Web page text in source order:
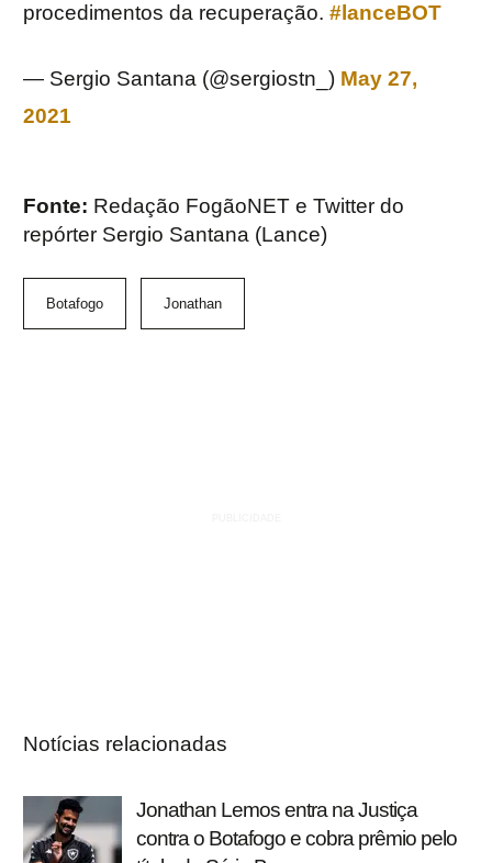
procedimentos da recuperação. #lanceBOT
— Sergio Santana (@sergiostn_) May 27,
2021
Fonte: Redação FogãoNET e Twitter do
repórter Sergio Santana (Lance)
Botafogo Jonathan
Notícias relacionadas
Jonathan Lemos entra na Justiça
contra o Botafogo e cobra prêmio pelo